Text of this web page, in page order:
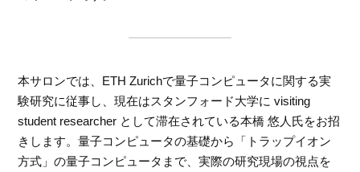
本サロンでは、ETH Zurichで量子コンピュータに関する実
験研究に従事し、現在はスタンフォード大学に visiting
student researcher として滞在されている本橋 悠人氏をお招
きします。量子コンピュータの基礎から「トラップイオン
方式」の量子コンピュータまで、実際の研究現場の視点を